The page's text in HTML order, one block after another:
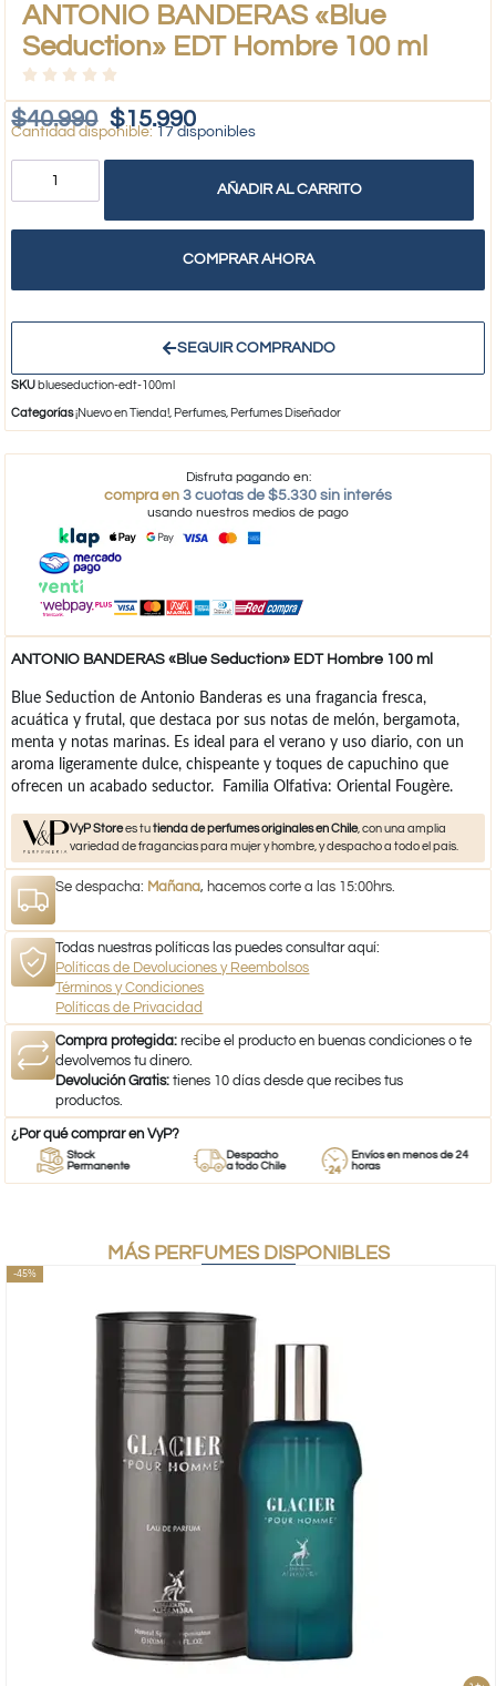
ANTONIO BANDERAS «Blue
Seduction» EDT Hombre 100 ml
$40.990 $15.990
17 disponibles
AÑADIR AL CARRITO
COMPRAR AHORA
SEGUIR COMPRANDO
SKU blueseduction-edt-100ml
Categorías¡Nuevo en Tienda!, Perfumes, Perfumes Diseñador
Disfruta pagando en:
compra en 3 cuotas de $5.330 sin interés
usando nuestros medios de pago
ANTONIO BANDERAS «Blue Seduction» EDT Hombre 100 ml
Blue Seduction de Antonio Banderas es una fragancia fresca,
acuática y frutal, que destaca por sus notas de melón, bergamota,
menta y notas marinas. Es ideal para el verano y uso diario, con un
aroma ligeramente dulce, chispeante y toques de capuchino que
ofrecen un acabado seductor. Familia Olfativa: Oriental Fougère.
VyP Storees tutienda de perfumes originales en Chile, con una amplia
variedad de fragancias para mujer y hombre, y despacho a todo el país.
Se despacha: Mañana, hacemos corte a las 15:00hrs.
Todas nuestras políticas las puedes consultar aquí:
Políticas de Devoluciones y Reembolsos
Términos y Condiciones
Políticas de Privacidad
Compra protegida: recibe el producto en buenas condiciones o te
devolvemos tu dinero.
Devolución Gratis: tienes 10 días desde que recibes tus
productos.
¿Por qué comprar en VyP?
Stock
Permanente
Despacho
a todo Chile
Envíos en menos de 24
horas
MÁS PERFUMES DISPONIBLES
-45%